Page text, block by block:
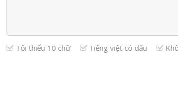
Tối thiểu 10 chữ Tiếng việt có dấu